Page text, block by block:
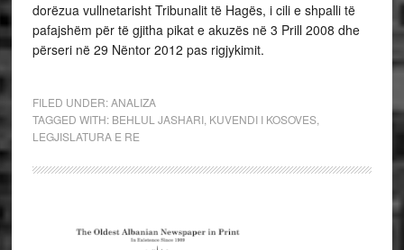
dorëzua vullnetarisht Tribunalit të Hagës, i cili e shpalli të
pafajshëm për të gjitha pikat e akuzës në 3 Prill 2008 dhe
përseri në 29 Nëntor 2012 pas rigjykimit.
FILED UNDER:ANALIZA
TAGGED WITH: BEHLUL JASHARI, KUVENDI I KOSOVES,
LEGJISLATURA E RE